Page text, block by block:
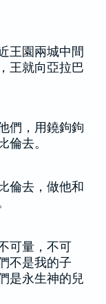
王園兩城中間
王就向亞拉巴
們，用鐃鉤鉤
倫去。
倫去，做他和
可量，不可
不是我的子
是永生神的兒